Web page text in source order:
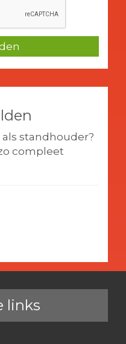
standhouder?
compleet
links